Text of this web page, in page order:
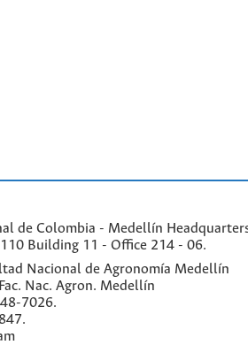
de Colombia - Medellín
Building 11 - Office 214 - 06.
Nacional de Agronomía Medellín
Nac. Agron. Medellín
7026.